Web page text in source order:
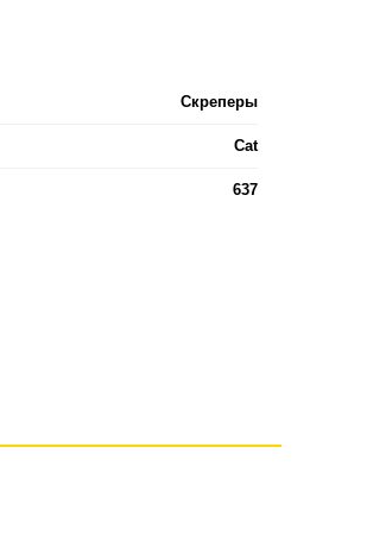
Скреперы
Cat
637